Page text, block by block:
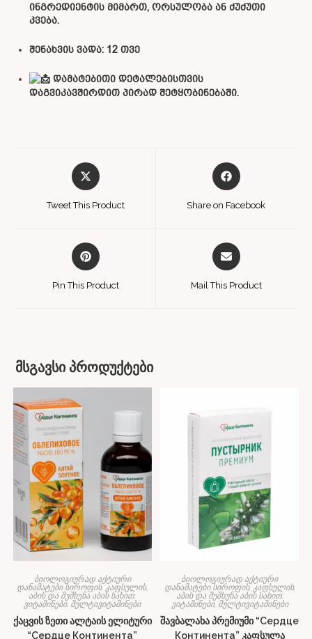
ინგრედიენტის მიმართ, ორსულობა ან ძუძუთი
კვება.
შენახვის ვადა: 12 თვე
დამატებითი დეტალებისთვის
დაგვიკავშირდით პირად შეტყობინებაში.
Tweet This Product Share on Facebook
Pin This Product Mail This Product
მსგავსი პროდუქტები
ბიოლოგიურად აქტიური
დანამატები სიროფის, კაფსულის,
აბის და შუშხუნა აბის სახით;
ვიტამინები, მულტივიტამინები
ქაცვის ზეთი ალტაის ელიტური
“Сердце Континента”
ბიოლოგიურად აქტიური
დანამატები სიროფის, კაფსულის,
აბის და შუშხუნა აბის სახით;
ვიტამინები, მულტივიტამინები
შავბალახა პრემიუმი “Сердце
Континента” კაფსულა